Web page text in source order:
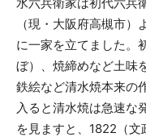
（現・大阪府高槻市
に一家を立てました。
ぼ）、焼締めなど土味
鉄絵など清水焼本来の
入ると清水焼は急速な
を見ますと、1822（